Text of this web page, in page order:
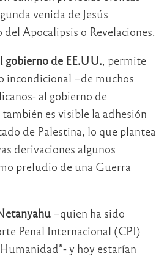
venida de Jesús
Apocalipsis o Revelaciones.
gobierno de EE.UU. , permite
incondicional –de muchos
al gobierno de
es visible la adhesión
de Palestina, lo que plantea
derivaciones algunos
preludio de una Guerra
–quien ha sido
Penal Internacional (CPI)
y hoy estarían